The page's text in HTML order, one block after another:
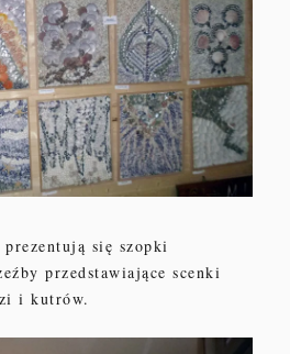
się szopki
przedstawiające scenki
i kutrów.